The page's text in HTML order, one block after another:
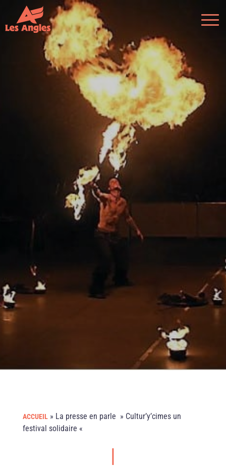
ACCUEIL» La presse en parle » Cultur’y’cimes un
festival solidaire «
|